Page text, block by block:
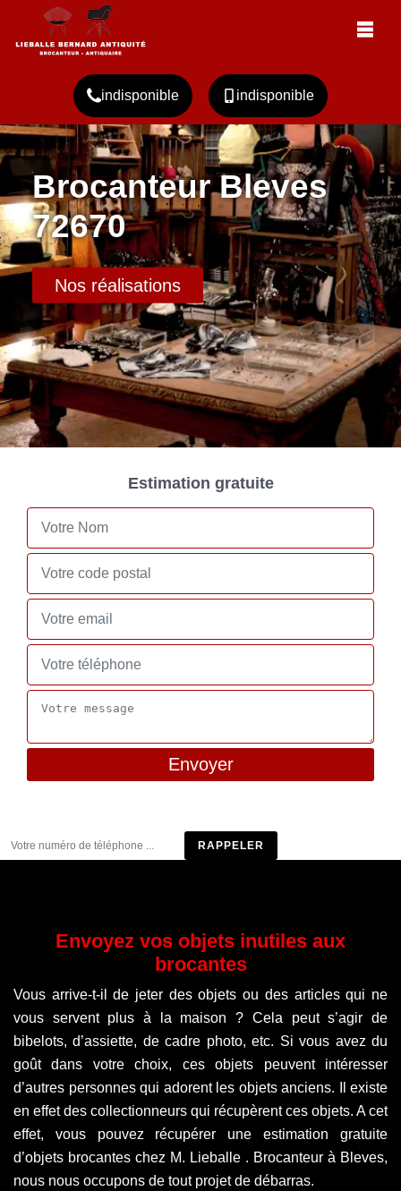
indisponible indisponible
Brocanteur Bleves
72670
Nos réalisations
Estimation gratuite
Envoyez vos objets inutiles aux
brocantes
Vous arrive-t-il de jeter des objets ou des articles qui ne
vous servent plus à la maison ? Cela peut s’agir de
bibelots, d’assiette, de cadre photo, etc. Si vous avez du
goût dans votre choix, ces objets peuvent intéresser
d’autres personnes qui adorent les objets anciens. Il existe
en effet des collectionneurs qui récupèrent ces objets. A cet
effet, vous pouvez récupérer une estimation gratuite
d’objets brocantes chez M. Lieballe . Brocanteur à Bleves,
nous nous occupons de tout projet de débarras.